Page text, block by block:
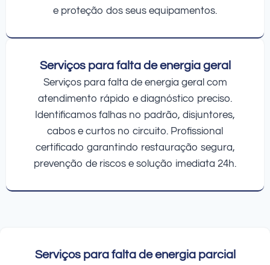
e proteção dos seus equipamentos.
Serviços para falta de energia geral
Serviços para falta de energia geral com
atendimento rápido e diagnóstico preciso.
Identificamos falhas no padrão, disjuntores,
cabos e curtos no circuito. Profissional
certificado garantindo restauração segura,
prevenção de riscos e solução imediata 24h.
Serviços para falta de energia parcial